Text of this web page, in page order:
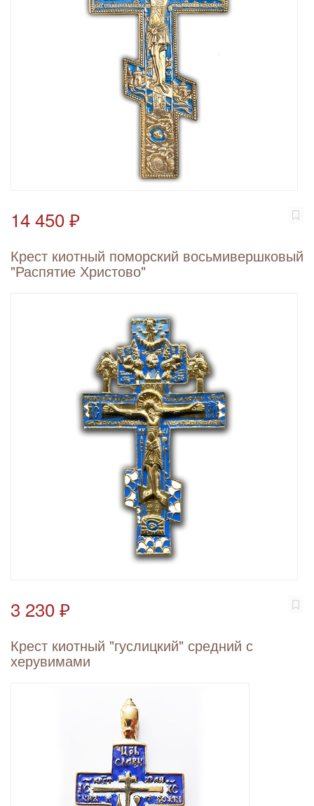
14 450 ₽
Крест киотный поморский восьмивершковый
"Распятие Христово"
3 230 ₽
Крест киотный "гуслицкий" средний с
херувимами